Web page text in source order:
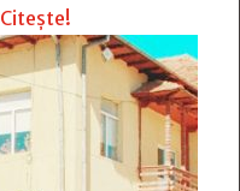
Citește!